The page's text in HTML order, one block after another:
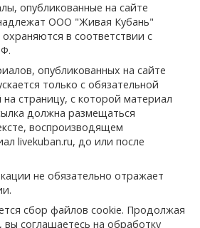
опубликованные на сайте
ООО "Живая Кубань"
в соответствии с
опубликованных на сайте
только с обязательной
страницу, с которой материал
должна размещаться
воспроизводящем
livekuban.ru, до или после
не обязательно отражает
сбор файлов cookie. Продолжая
вы соглашаетесь на обработку